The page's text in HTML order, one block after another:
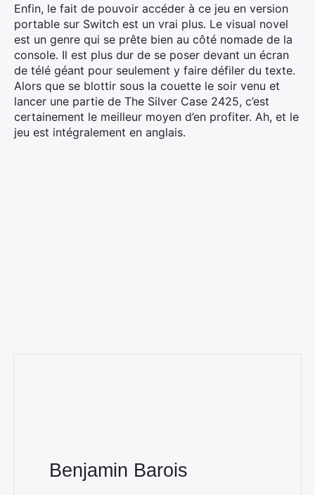
Enfin, le fait de pouvoir accéder à ce jeu en version
portable sur Switch est un vrai plus. Le visual novel
est un genre qui se prête bien au côté nomade de la
console. Il est plus dur de se poser devant un écran
de télé géant pour seulement y faire défiler du texte.
Alors que se blottir sous la couette le soir venu et
lancer une partie de The Silver Case 2425, c’est
certainement le meilleur moyen d’en profiter. Ah, et le
jeu est intégralement en anglais.
Benjamin Barois